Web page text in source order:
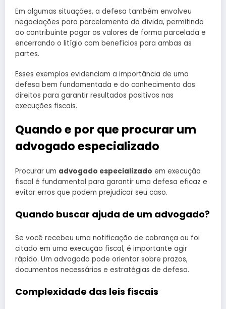
Em algumas situações, a defesa também envolveu
negociações para parcelamento da dívida, permitindo
ao contribuinte pagar os valores de forma parcelada e
encerrando o litígio com benefícios para ambas as
partes.
Esses exemplos evidenciam a importância de uma
defesa bem fundamentada e do conhecimento dos
direitos para garantir resultados positivos nas
execuções fiscais.
Quando e por que procurar um
advogado especializado
Procurar um advogado especializado em execução
fiscal é fundamental para garantir uma defesa eficaz e
evitar erros que podem prejudicar seu caso.
Quando buscar ajuda de um advogado?
Se você recebeu uma notificação de cobrança ou foi
citado em uma execução fiscal, é importante agir
rápido. Um advogado pode orientar sobre prazos,
documentos necessários e estratégias de defesa.
Complexidade das leis fiscais